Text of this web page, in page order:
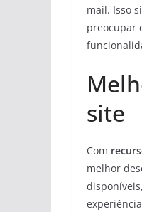
mail. Isso
preocupar
site
Com
melhor